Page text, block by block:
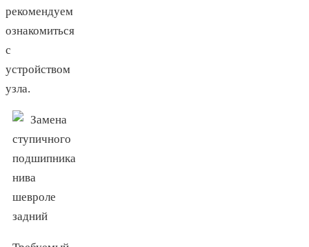
рекомендуем
ознакомиться
с
устройством
узла.